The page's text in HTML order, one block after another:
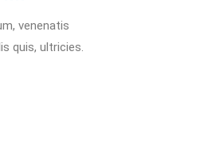
venenatis
quis, ultricies.